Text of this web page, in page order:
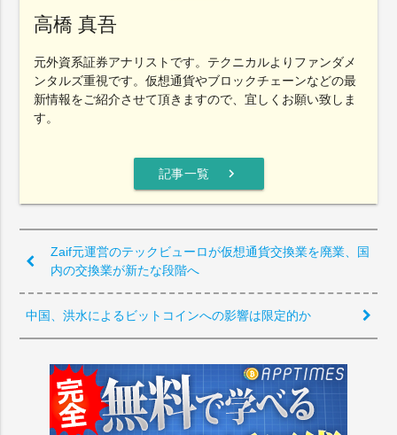
高橋 真吾
元外資系証券アナリストです。テクニカルよりファンダメ
ンタルズ重視です。仮想通貨やブロックチェーンなどの最
新情報をご紹介させて頂きますので、宜しくお願い致しま
す。
記事一覧 chevron_right
Zaif元運営の テックビューロが仮想通貨交換業を廃業、国
内の交換業が新たな段階へ
中国、洪水によるビットコインへの影響は限定的か